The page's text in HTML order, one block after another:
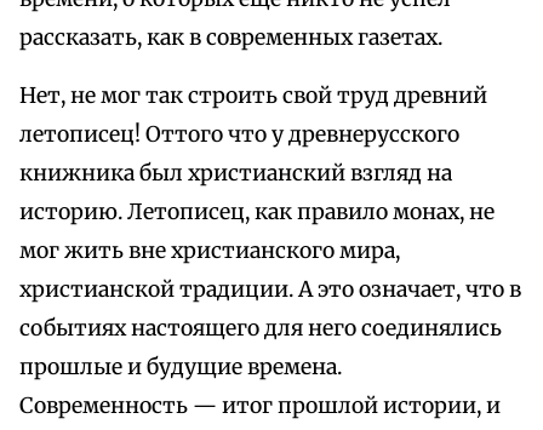
рассказать, как в современных газетах.
Нет, не мог так строить свой труд древний
летописец! Оттого что у древнерусского
книжника был христианский взгляд на
историю. Летописец, как правило монах, не
мог жить вне христианского мира,
христианской традиции. А это означает, что в
событиях настоящего для него соединялись
прошлые и будущие времена.
Современность — итог прошлой истории, и